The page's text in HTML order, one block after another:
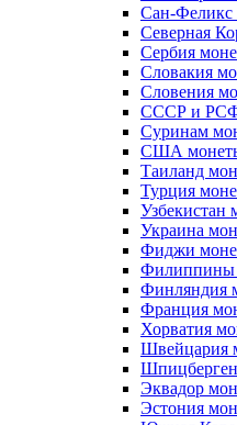
Сан-Феликс
Северная
Сербия
Словакия
Словения
СССР и
Суринам
США
Таиланд
Турция
Узбекистан
Украина
Фиджи
Филиппины
Финляндия
Франция
Хорватия
Швейцария
Эквадор
Эстония